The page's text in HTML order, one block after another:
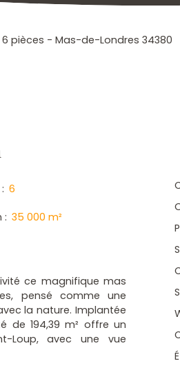
6 pièces - Mas-de-Londres 34380
: 6
: 35 000 m²
ce magnifique mas
pensé comme une
la nature. Implantée
de 194,39 m² offre un
Loup, avec une vue